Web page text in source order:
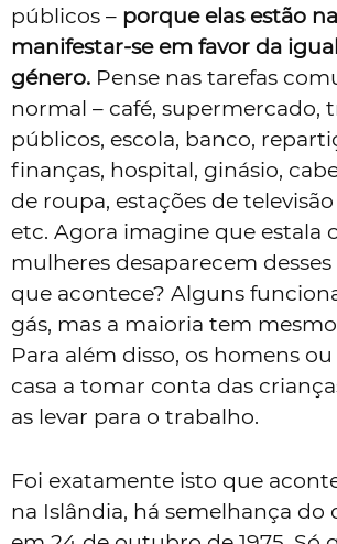
públicos – porque elas estão
manifestar-se em favor da
género. Pense nas tarefas
normal – café, supermercado,
públicos, escola, banco,
finanças, hospital, ginásio,
de roupa, estações de
etc. Agora imagine que estala
mulheres desaparecem desses
que acontece? Alguns
gás, mas a maioria tem
Para além disso, os homens
casa a tomar conta das
as levar para o trabalho.
Foi exatamente isto que
na Islândia, há semelhança do